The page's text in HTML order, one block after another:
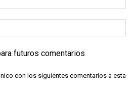
futuros comentarios
con los siguientes comentarios a esta